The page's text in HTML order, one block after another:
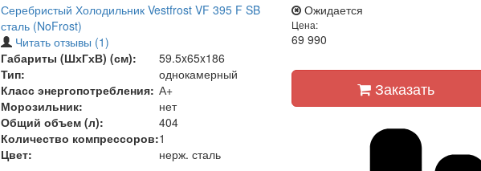
Серебристый Холодильник Vestfrost VF 395 F SB
сталь (NoFrost)
Читать отзывы (1)
Габариты (ШхГхВ) (см):
59.5x65x186
Тип:
однокамерный
Класс энергопотребления: А+
Морозильник:
нет
Общий объем (л):
404
Количество компрессоров:1
Цвет:
нерж. сталь
Ожидается
Цена:
69 990
Заказать